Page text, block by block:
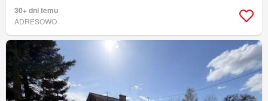
30+ dni temu
ADRESOWO